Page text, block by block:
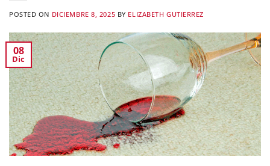
POSTED ON DICIEMBRE 8, 2025 BY ELIZABETH GUTIERREZ
08
Dic